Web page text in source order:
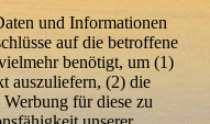
und Informationen
auf die betroffene
benötigt, um (1)
auszuliefern, (2) die
für diese zu